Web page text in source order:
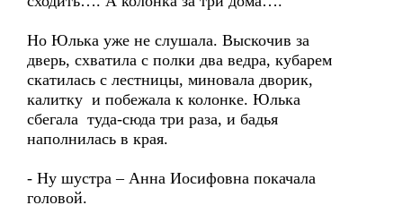
Но Юлька уже не слушала. Выскочив за
дверь, схватила с полки два ведра, кубарем
скатилась с лестницы, миновала дворик,
калитку и побежала к колонке. Юлька
сбегала туда-сюда три раза, и бадья
наполнилась в края.
- Ну шустра – Анна Иосифовна покачала
головой.